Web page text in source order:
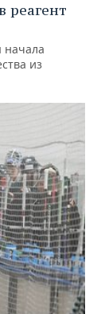
реагент
из